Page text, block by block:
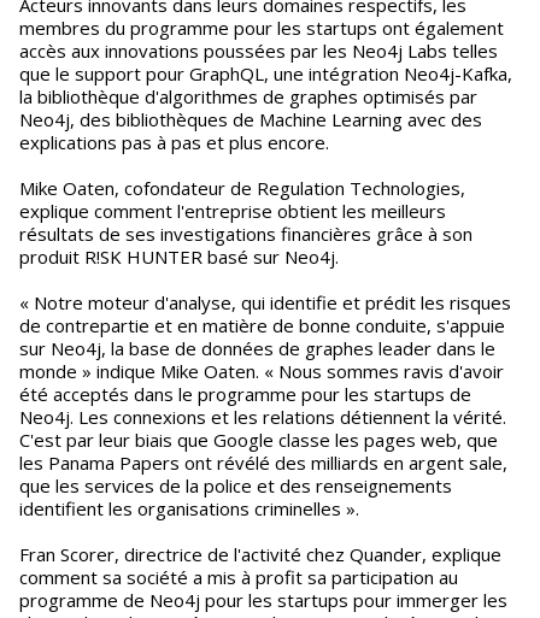
Acteurs innovants dans leurs domaines respectifs, les
membres du programme pour les startups ont également
accès aux innovations poussées par les Neo4j Labs telles
que le support pour GraphQL, une intégration Neo4j-Kafka,
la bibliothèque d'algorithmes de graphes optimisés par
Neo4j, des bibliothèques de Machine Learning avec des
explications pas à pas et plus encore.
Mike Oaten, cofondateur de Regulation Technologies,
explique comment l'entreprise obtient les meilleurs
résultats de ses investigations financières grâce à son
produit R!SK HUNTER basé sur Neo4j.
« Notre moteur d'analyse, qui identifie et prédit les risques
de contrepartie et en matière de bonne conduite, s'appuie
sur Neo4j, la base de données de graphes leader dans le
monde » indique Mike Oaten. « Nous sommes ravis d'avoir
été acceptés dans le programme pour les startups de
Neo4j. Les connexions et les relations détiennent la vérité.
C'est par leur biais que Google classe les pages web, que
les Panama Papers ont révélé des milliards en argent sale,
que les services de la police et des renseignements
identifient les organisations criminelles ».
Fran Scorer, directrice de l'activité chez Quander, explique
comment sa société a mis à profit sa participation au
programme de Neo4j pour les startups pour immerger les